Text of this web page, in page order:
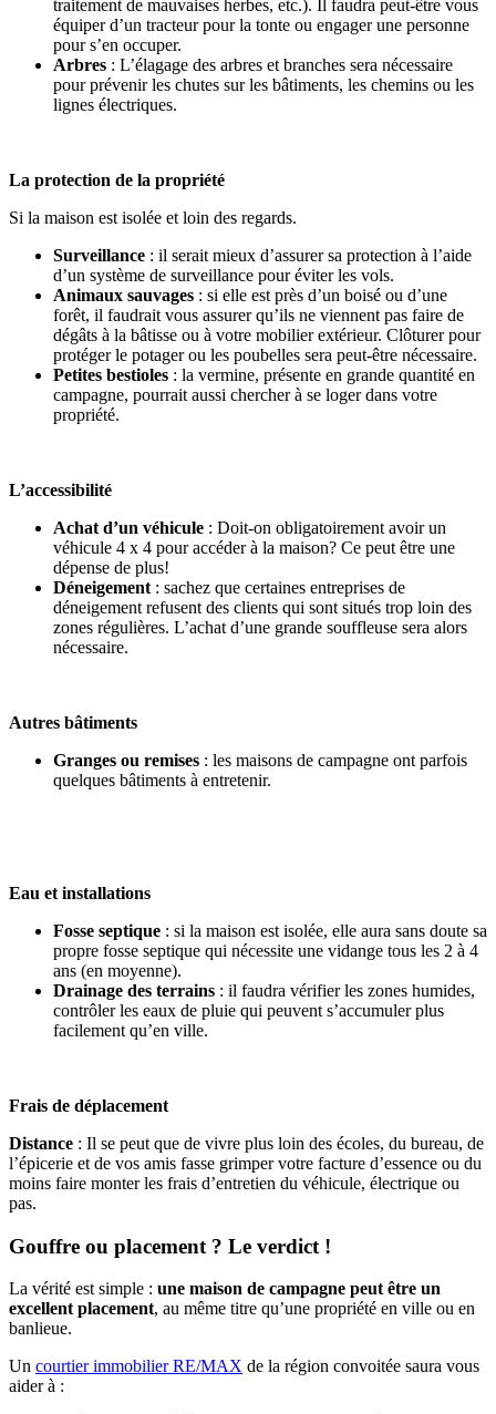
traitement de mauvaises herbes, etc.). Il faudra peut-être vous
équiper d’un tracteur pour la tonte ou engager une personne
pour s’en occuper.
Arbres : L’élagage des arbres et branches sera nécessaire
pour prévenir les chutes sur les bâtiments, les chemins ou les
lignes électriques.
La protection de la propriété
Si la maison est isolée et loin des regards.
Surveillance : il serait mieux d’assurer sa protection à l’aide
d’un système de surveillance pour éviter les vols.
Animaux sauvages : si elle est près d’un boisé ou d’une
forêt, il faudrait vous assurer qu’ils ne viennent pas faire de
dégâts à la bâtisse ou à votre mobilier extérieur. Clôturer pour
protéger le potager ou les poubelles sera peut-être nécessaire.
Petites bestioles : la vermine, présente en grande quantité en
campagne, pourrait aussi chercher à se loger dans votre
propriété.
L’accessibilité
Achat d’un véhicule : Doit-on obligatoirement avoir un
véhicule 4 x 4 pour accéder à la maison? Ce peut être une
dépense de plus!
Déneigement : sachez que certaines entreprises de
déneigement refusent des clients qui sont situés trop loin des
zones régulières. L’achat d’une grande souffleuse sera alors
nécessaire.
Autres bâtiments
Granges ou remises : les maisons de campagne ont parfois
quelques bâtiments à entretenir.
Eau et installations
Fosse septique : si la maison est isolée, elle aura sans doute sa
propre fosse septique qui nécessite une vidange tous les 2 à 4
ans (en moyenne).
Drainage des terrains : il faudra vérifier les zones humides,
contrôler les eaux de pluie qui peuvent s’accumuler plus
facilement qu’en ville.
Frais de déplacement
Distance : Il se peut que de vivre plus loin des écoles, du bureau, de
l’épicerie et de vos amis fasse grimper votre facture d’essence ou du
moins faire monter les frais d’entretien du véhicule, électrique ou
pas.
Gouffre ou placement ? Le verdict !
La vérité est simple : une maison de campagne peut être un
excellent placement, au même titre qu’une propriété en ville ou en
banlieue.
Un courtier immobilier RE/MAX de la région convoitée saura vous
aider à :